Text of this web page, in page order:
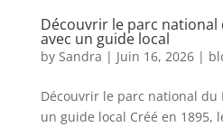
Découvrir le parc
avec un guide local
by Sandra | Juin 16, 2026|
Découvrir le parc national du
un guide local Créé en 1895,